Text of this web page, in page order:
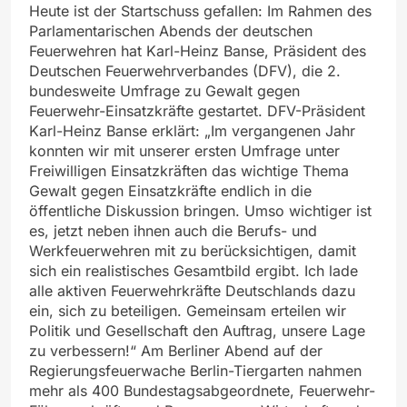
Heute ist der Startschuss gefallen: Im Rahmen des
Parlamentarischen Abends der deutschen
Feuerwehren hat Karl-Heinz Banse, Präsident des
Deutschen Feuerwehrverbandes (DFV), die 2.
bundesweite Umfrage zu Gewalt gegen
Feuerwehr-Einsatzkräfte gestartet. DFV-Präsident
Karl-Heinz Banse erklärt: „Im vergangenen Jahr
konnten wir mit unserer ersten Umfrage unter
Freiwilligen Einsatzkräften das wichtige Thema
Gewalt gegen Einsatzkräfte endlich in die
öffentliche Diskussion bringen. Umso wichtiger ist
es, jetzt neben ihnen auch die Berufs- und
Werkfeuerwehren mit zu berücksichtigen, damit
sich ein realistisches Gesamtbild ergibt. Ich lade
alle aktiven Feuerwehrkräfte Deutschlands dazu
ein, sich zu beteiligen. Gemeinsam erteilen wir
Politik und Gesellschaft den Auftrag, unsere Lage
zu verbessern!“ Am Berliner Abend auf der
Regierungsfeuerwache Berlin-Tiergarten nahmen
mehr als 400 Bundestagsabgeordnete, Feuerwehr-